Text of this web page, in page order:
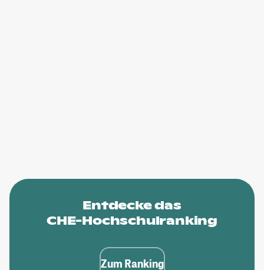
Entdecke das
CHE-Hochschulranking
Zum Ranking